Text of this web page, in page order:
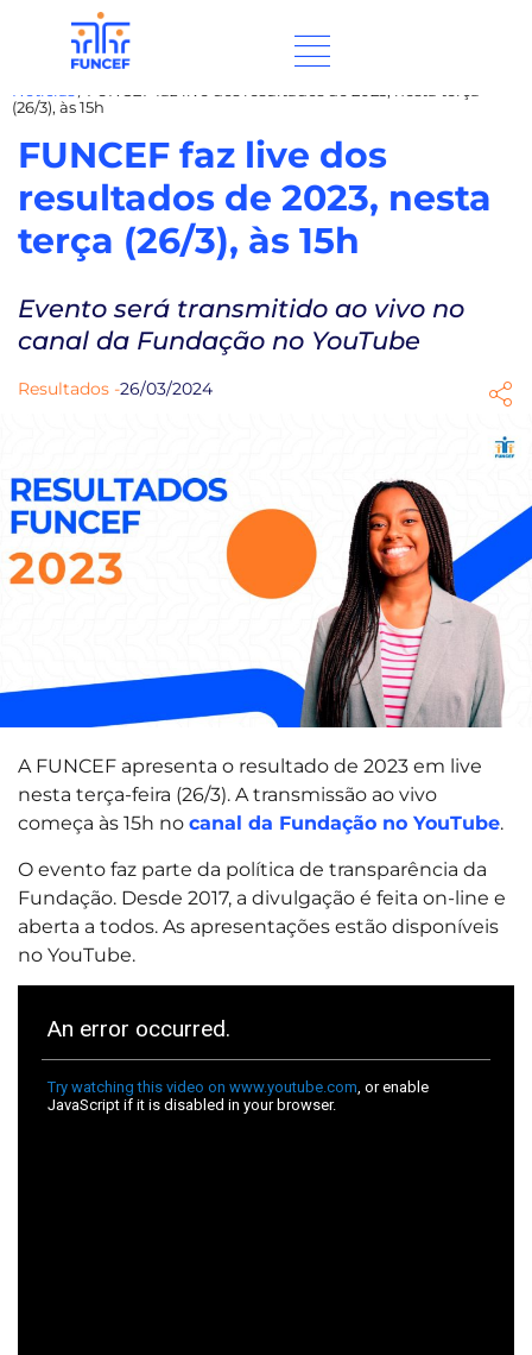
Notícias / FUNCEF faz live dos resultados de 2023, nesta terça
(26/3), às 15h
FUNCEF faz live dos
resultados de 2023, nesta
terça (26/3), às 15h
Evento será transmitido ao vivo no
canal da Fundação no YouTube
Resultados -26/03/2024
A FUNCEF apresenta o resultado de 2023 em live
nesta terça-feira (26/3). A transmissão ao vivo
começa às 15h no canal da Fundação no YouTube.
O evento faz parte da política de transparência da
Fundação. Desde 2017, a divulgação é feita on-line e
aberta a todos. As apresentações estão disponíveis
no YouTube.